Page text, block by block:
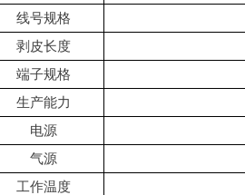
线号规格
剥皮长度
端子规格
生产能力
电源
气源
工作温度